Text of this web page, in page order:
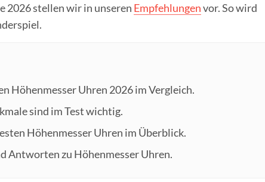
2026 stellen wir in unseren Empfehlungenvor. So wird
Höhenmesser Uhren 2026 im Vergleich.
sind im Test wichtig.
Höhenmesser Uhren im Überblick.
Antworten zu Höhenmesser Uhren.